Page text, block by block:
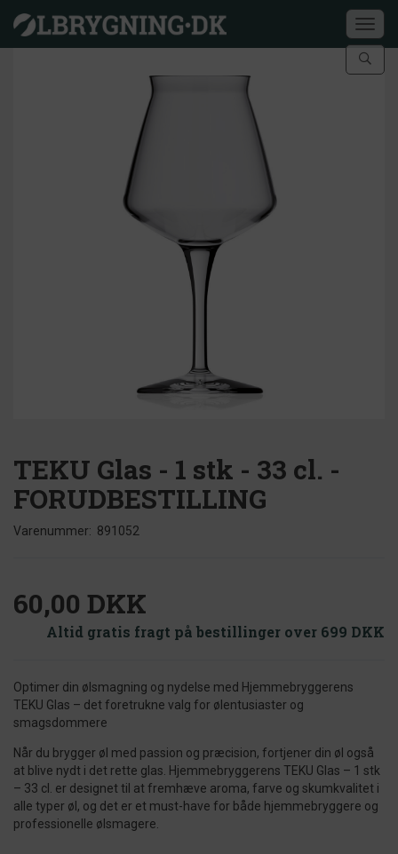
TEKU Glas - 1 stk - 33 cl. -
FORUDBESTILLING
Varenummer: 891052
60,00 DKK
Altid gratis fragt på bestillinger over 699 DKK
Optimer din ølsmagning og nydelse med Hjemmebryggerens
TEKU Glas – det foretrukne valg for ølentusiaster og
smagsdommere
Når du brygger øl med passion og præcision, fortjener din øl også
at blive nydt i det rette glas. Hjemmebryggerens TEKU Glas – 1 stk
– 33 cl. er designet til at fremhæve aroma, farve og skumkvalitet i
alle typer øl, og det er et must-have for både hjemmebryggere og
professionelle ølsmagere.